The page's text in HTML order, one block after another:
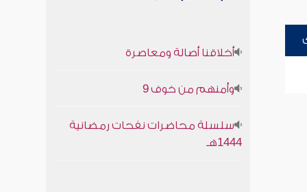
أخلاقنا أصالة ومعاصرة
وأمنهم من خوف 9
سلسلة محاضرات نفحات رمضانية
1444هـ